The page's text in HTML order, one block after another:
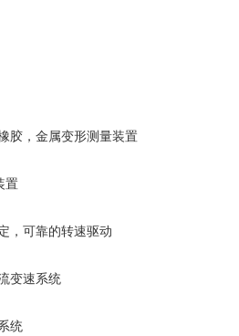
胶 ，金属变形测量装置
置
，可靠的转速驱动
变速系统
统